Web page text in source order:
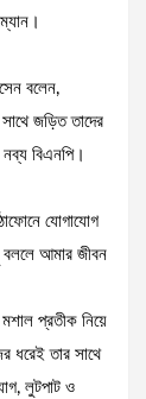
বলেন,
জড়িত তাদের
নব্য বিএনপি।
যোগাযোগ
বললে আমার জীবন
মশাল প্রতীক নিয়ে
ধরেই তার সাথে
লুটপাট ও